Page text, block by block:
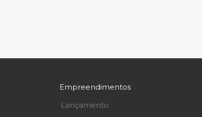
Empreendimentos
Lançamento